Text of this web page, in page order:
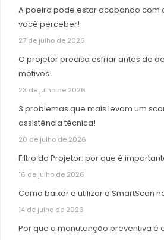
A poeira pode estar acabando com
você perceber!
27 de julho de 2026
O projetor precisa esfriar antes de
motivos!
23 de julho de 2026
3 problemas que mais levam um
assistência técnica!
20 de julho de 2026
Filtro do Projetor: por que é
16 de julho de 2026
Como baixar e utilizar o SmartScan
14 de julho de 2026
Por que a manutenção preventiva é